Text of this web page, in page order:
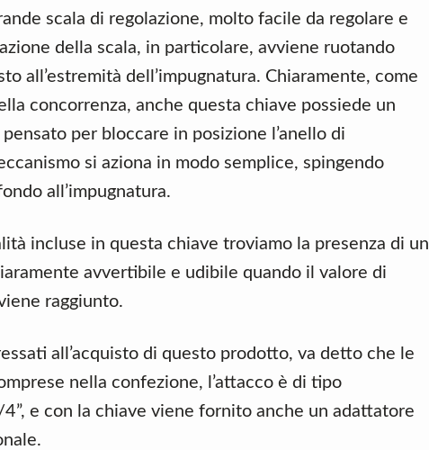
scala di regolazione, molto facile da regolare e
della scala, in particolare, avviene ruotando
all’estremità dell’impugnatura. Chiaramente, come
concorrenza, anche questa chiave possiede un
per bloccare in posizione l’anello di
si aziona in modo semplice, spingendo
all’impugnatura.
incluse in questa chiave troviamo la presenza di un
avvertibile e udibile quando il valore di
raggiunto.
all’acquisto di questo prodotto, va detto che le
nella confezione, l’attacco è di tipo
e con la chiave viene fornito anche un adattatore